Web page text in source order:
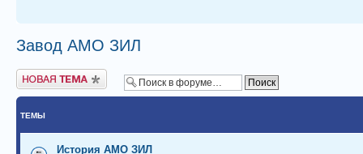
Завод АМО ЗИЛ
Новая тема
ТЕМЫ
История АМО ЗИЛ